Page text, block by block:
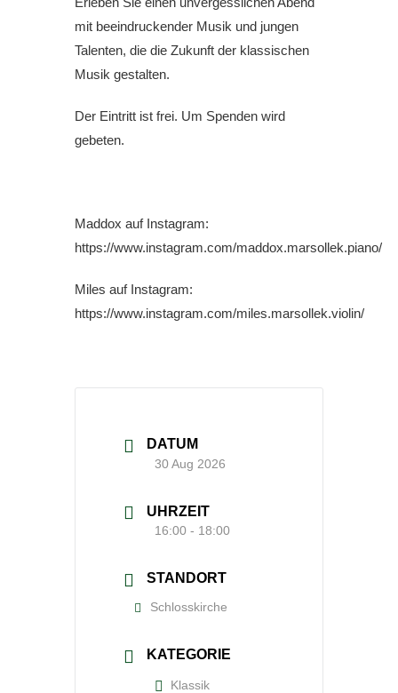
mit beeindruckender Musik und jungen
Talenten, die die Zukunft der klassischen
Musik gestalten.
Der Eintritt ist frei. Um Spenden wird
gebeten.
Maddox auf Instagram:
https://www.instagram.com/maddox.marsollek.piano/
Miles auf Instagram:
https://www.instagram.com/miles.marsollek.violin/
DATUM
30 Aug 2026
UHRZEIT
16:00 - 18:00
STANDORT
Schlosskirche
KATEGORIE
Klassik